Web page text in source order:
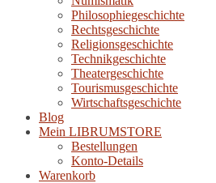
Philosophiegeschichte
Rechtsgeschichte
Religionsgeschichte
Technikgeschichte
Theatergeschichte
Tourismusgeschichte
Wirtschaftsgeschichte
Blog
Mein LIBRUMSTORE
Bestellungen
Konto-Details
Warenkorb